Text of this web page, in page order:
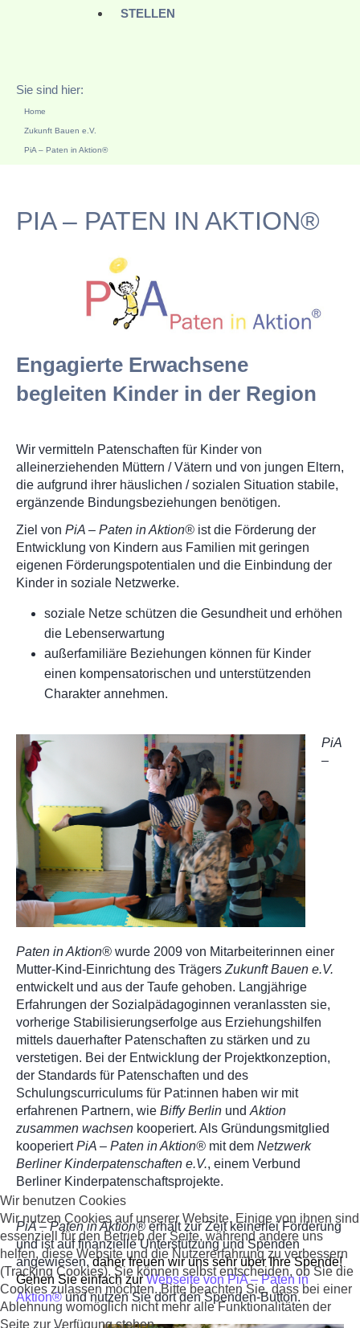
STELLEN
Sie sind hier:
Home
Zukunft Bauen e.V.
PiA – Paten in Aktion®
PIA – PATEN IN AKTION®
Engagierte Erwachsene
begleiten Kinder in der Region
Wir vermitteln Patenschaften für Kinder von
alleinerziehenden Müttern / Vätern und von jungen Eltern,
die aufgrund ihrer häuslichen / sozialen Situation stabile,
ergänzende Bindungsbeziehungen benötigen.
Ziel von PiA – Paten in Aktion® ist die Förderung der
Entwicklung von Kindern aus Familien mit geringen
eigenen Förderungspotentialen und die Einbindung der
Kinder in soziale Netzwerke.
soziale Netze schützen die Gesundheit und erhöhen
die Lebenserwartung
außerfamiliäre Beziehungen können für Kinder
einen kompensatorischen und unterstützenden
Charakter annehmen.
PiA
–
Paten in Aktion® wurde 2009 von Mitarbeiterinnen einer
Mutter-Kind-Einrichtung des Trägers Zukunft Bauen e.V.
entwickelt und aus der Taufe gehoben. Langjährige
Erfahrungen der Sozialpädagoginnen veranlassten sie,
vorherige Stabilisierungserfolge aus Erziehungshilfen
mittels dauerhafter Patenschaften zu stärken und zu
verstetigen. Bei der Entwicklung der Projektkonzeption,
der Standards für Patenschaften und des
Schulungscurriculums für Pat:innen haben wir mit
erfahrenen Partnern, wie Biffy Berlin und Aktion
zusammen wachsen kooperiert. Als Gründungsmitglied
kooperiertPiA – Paten in Aktion® mit dem Netzwerk
Berliner Kinderpatenschaften e.V., einem Verbund
Berliner Kinderpatenschaftsprojekte.
PiA – Paten in Aktion®erhält zur Zeit keinerlei Förderung
und ist auf finanzielle Unterstützung und Spenden
angewiesen,daher freuen wir uns sehr über Ihre Spende!
Gehen Sie einfach zurWebseite von PiA – Paten in
Aktion®und nutzen Sie dort den Spenden-Button.
Wir benutzen Cookies
Wir nutzen Cookies auf unserer Website. Einige von ihnen sind
essenziell für den Betrieb der Seite, während andere uns
helfen, diese Website und die Nutzererfahrung zu verbessern
(Tracking Cookies). Sie können selbst entscheiden, ob Sie die
Cookies zulassen möchten. Bitte beachten Sie, dass bei einer
Ablehnung womöglich nicht mehr alle Funktionalitäten der
Seite zur Verfügung stehen.